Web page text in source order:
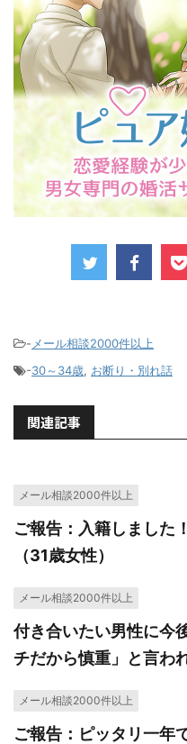
- メール相談2000件以上
-30～34歳, お断り・別れ話
関連記事
メール相談2000件以上
ご報告：入籍しました
（31歳女性）
メール相談2000件以上
付き合いたい男性に今
チだから慎重」と言わ
メール相談2000件以上
ご報告：ピッタリ一年